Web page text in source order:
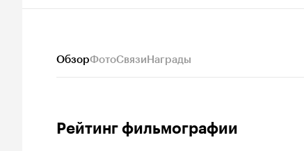
ОбзорФотоСвязиНаграды
Рейтинг фильмографии